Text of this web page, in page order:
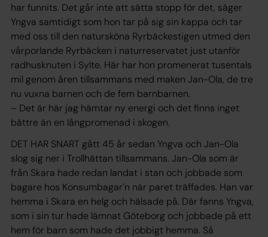
har funnits. Det går inte att sätta stopp för det, säger
Yngva samtidigt som hon tar på sig sin kappa och tar
med oss till den natursköna Ryrbäckestigen utmed den
vårporlande Ryrbäcken i naturreservatet just utanför
radhusknuten i Sylte. Här har hon promenerat tusentals
mil genom åren tillsammans med maken Jan-Ola, de tre
nu vuxna barnen och de fem barnbarnen.
– Det är här jag hämtar ny energi och det finns inget
bättre än en långpromenad i skogen.
DET HAR SNART gått 45 år sedan Yngva och Jan-Ola
slog sig ner i Trollhättan tillsammans. Jan-Ola som är
från Skara hade redan landat i stan och jobbade som
bagare hos Konsumbagar´n när paret träffades. Han var
hemma i Skara en helg och hälsade på. Där fanns Yngva,
som i sin tur hade lämnat Göteborg och jobbade på ett
hem för barn som hade det jobbigt hemma. Så